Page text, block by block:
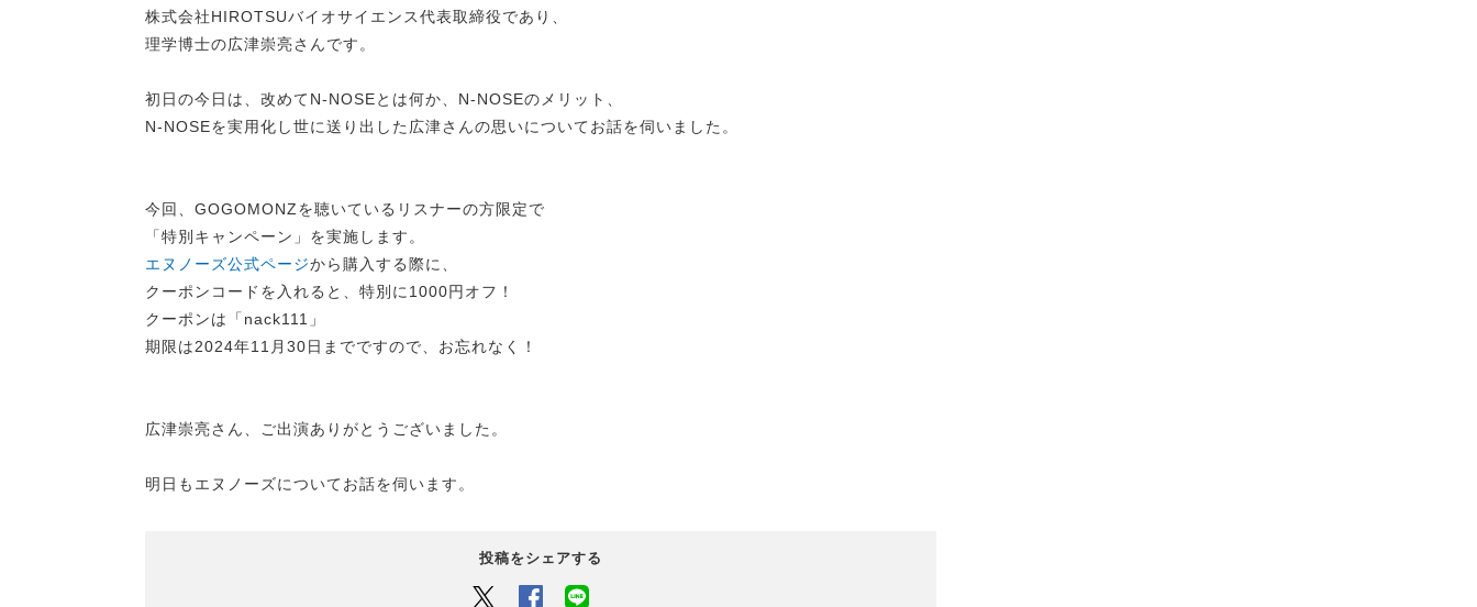
株式会社HIROTSUバイオサイエンス代表取締役であり、
理学博士の広津崇亮さんです。
初日の今日は、改めてN-NOSEとは何か、N-NOSEのメリット、
N-NOSEを実用化し世に送り出した広津さんの思いについてお話を伺いました。
今回、GOGOMONZを聴いているリスナーの方限定で
「特別キャンペーン」を実施します。
エヌノーズ公式ページから購入する際に、
クーポンコードを入れると、特別に1000円オフ！
クーポンは「nack111」
期限は2024年11月30日までですので、お忘れなく！
広津崇亮さん、ご出演ありがとうございました。
明日もエヌノーズについてお話を伺います。
投稿をシェアする
Twitter Facebook